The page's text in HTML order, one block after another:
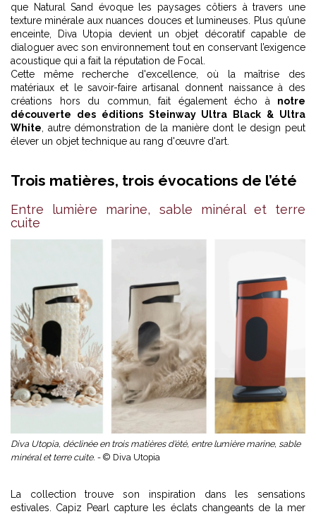
que Natural Sand évoque les paysages côtiers à travers une
texture minérale aux nuances douces et lumineuses. Plus qu’une
enceinte, Diva Utopia devient un objet décoratif capable de
dialoguer avec son environnement tout en conservant l’exigence
acoustique qui a fait la réputation de Focal.
Cette même recherche d'excellence, où la maîtrise des
matériaux et le savoir-faire artisanal donnent naissance à des
créations hors du commun, fait également écho à notre
découverte des éditions Steinway Ultra Black & Ultra
White , autre démonstration de la manière dont le design peut
élever un objet technique au rang d'œuvre d'art.
Trois matières, trois évocations de l’été
Entre lumière marine, sable minéral et terre
cuite
Diva Utopia, déclinée en trois matières d’été, entre lumière marine, sable
minéral et terre cuite. - © Diva Utopia
La collection trouve son inspiration dans les sensations
estivales. Capiz Pearl capture les éclats changeants de la mer